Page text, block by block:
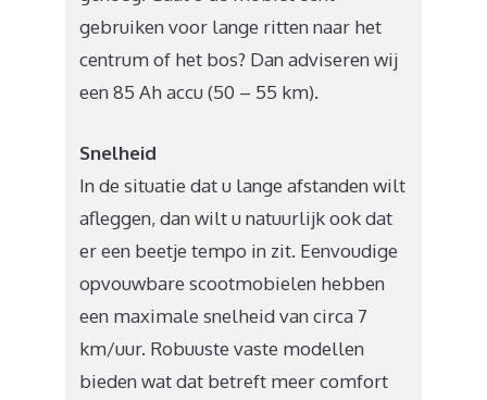
gebruiken voor lange ritten naar het
centrum of het bos? Dan adviseren wij
een 85 Ah accu (50 – 55 km).
Snelheid
In de situatie dat u lange afstanden wilt
afleggen, dan wilt u natuurlijk ook dat
er een beetje tempo in zit. Eenvoudige
opvouwbare scootmobielen hebben
een maximale snelheid van circa 7
km/uur. Robuuste vaste modellen
bieden wat dat betreft meer comfort